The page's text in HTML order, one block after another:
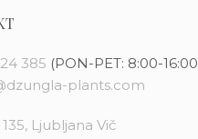
385 (PON-PET: 8:00-
plants.com
Ljubljana Vič